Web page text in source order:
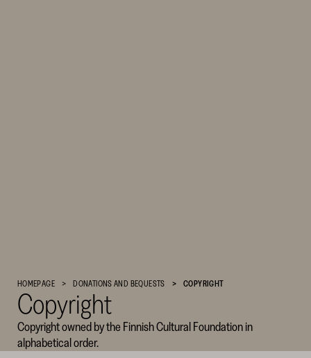
Cultural
Foundation
–
SKR
HOMEPAGE DONATIONS AND BEQUESTS COPYRIGHT
Copyright
Copyright owned by the Finnish Cultural Foundation in
alphabetical order.